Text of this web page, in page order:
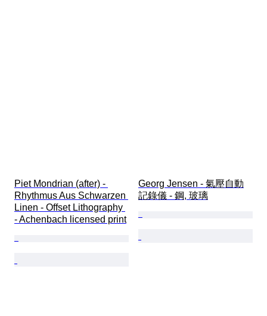
Piet Mondrian (after) -
Rhythmus Aus Schwarzen
Linen - Offset Lithography
- Achenbach licensed print
Georg Jensen - 氣壓自動
記錄儀 - 鋼, 玻璃